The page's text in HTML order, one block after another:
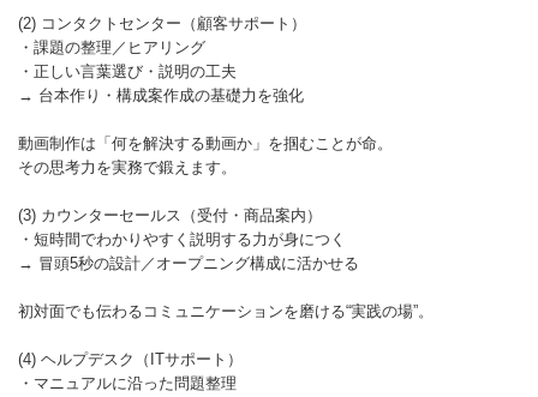
(2) コンタクトセンター（顧客サポート）
・課題の整理／ヒアリング
・正しい言葉選び・説明の工夫
→ 台本作り・構成案作成の基礎力を強化
動画制作は「何を解決する動画か」を掴むことが命。
その思考力を実務で鍛えます。
(3) カウンターセールス（受付・商品案内）
・短時間でわかりやすく説明する力が身につく
→ 冒頭5秒の設計／オープニング構成に活かせる
初対面でも伝わるコミュニケーションを磨ける“実践の場”。
(4) ヘルプデスク（ITサポート）
・マニュアルに沿った問題整理